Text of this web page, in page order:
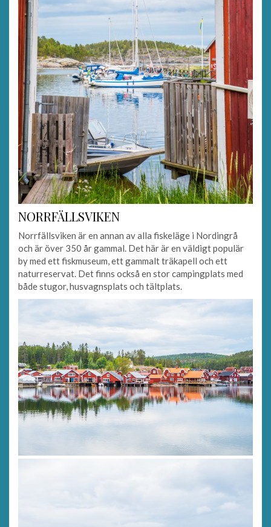
NORRFÄLLSVIKEN
Norrfällsviken är en annan av alla fiskeläge i Nordingrå
och är över 350 år gammal. Det här är en väldigt populär
by med ett fiskmuseum, ett gammalt träkapell och ett
naturreservat. Det finns också en stor campingplats med
både stugor, husvagnsplats och tältplats.